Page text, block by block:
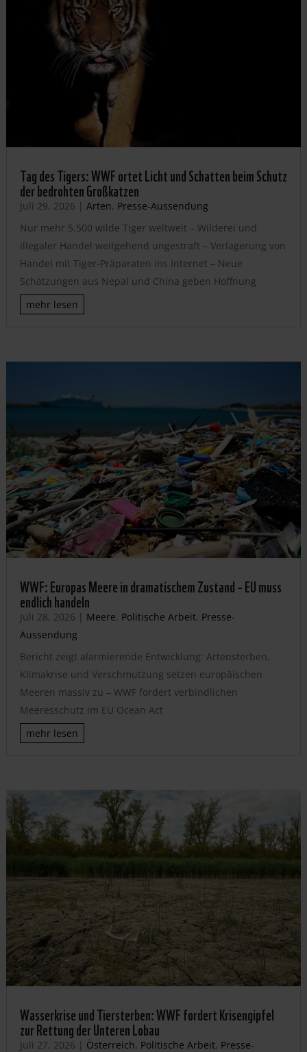
Tag des Tigers: WWF ortet Licht und Schatten beim Schutz
der bedrohten Großkatzen
Juli 29, 2026 | Arten, Presse-Aussendung
Nur mehr 5.500 wilde Tiger weltweit – Wilderei und
illegaler Handel weitgehend ungestraft – Verlagerung von
Handel mit Tiger-Präparaten ins Internet – Neue
Schätzungen aus Nepal und China geben Hoffnung
mehr lesen
WWF: Europas Meere in dramatischem Zustand – EU muss
endlich handeln
Juli 28, 2026 | Meere, Politische Arbeit, Presse-
Aussendung
Bericht zeigt alarmierende Entwicklung: Artensterben,
Klimakrise und Verschmutzung setzen europäischen
Meeren massiv zu – WWF fordert verbindlichen
Meeresschutz im EU Ocean Act
mehr lesen
Wasserkrise und Tiersterben: WWF fordert Krisengipfel
zur Rettung der Unteren Lobau
Juli 27, 2026 | Österreich, Politische Arbeit, Presse-